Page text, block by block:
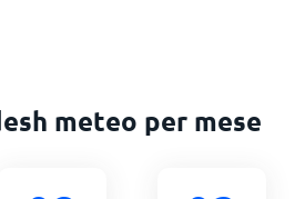
meteo per mese